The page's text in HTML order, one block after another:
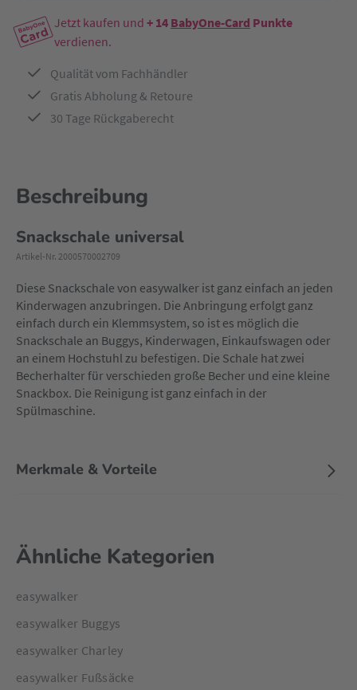
Jetzt kaufen und + 14 BabyOne-Card Punkte
verdienen.
Qualität vom Fachhändler
Gratis Abholung & Retoure
30 Tage Rückgaberecht
Beschreibung
Snackschale universal
Artikel-Nr. 2000570002709
Diese Snackschale von easywalker ist ganz einfach an jeden
Kinderwagen anzubringen. Die Anbringung erfolgt ganz
einfach durch ein Klemmsystem, so ist es möglich die
Snackschale an Buggys, Kinderwagen, Einkaufswagen oder
an einem Hochstuhl zu befestigen. Die Schale hat zwei
Becherhalter für verschieden große Becher und eine kleine
Snackbox. Die Reinigung ist ganz einfach in der
Spülmaschine.
Merkmale & Vorteile
Ähnliche Kategorien
easywalker
easywalker Buggys
easywalker Charley
easywalker Fußsäcke